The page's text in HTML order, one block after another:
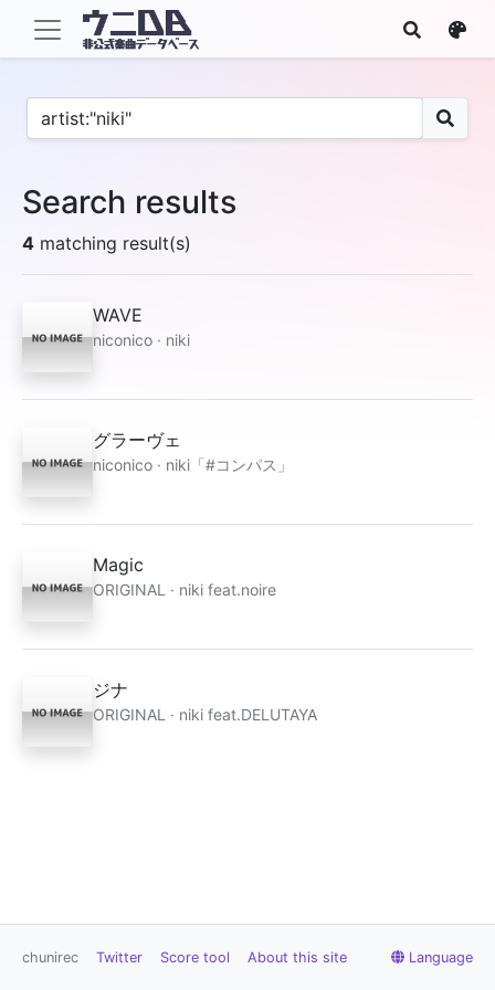
Search results
4 matching result(s)
WAVE
niconico · niki
グラーヴェ
niconico · niki「#コンパス」
Magic
ORIGINAL · niki feat.noire
ジナ
ORIGINAL · niki feat.DELUTAYA
chunirec Twitter Score tool About this site Language